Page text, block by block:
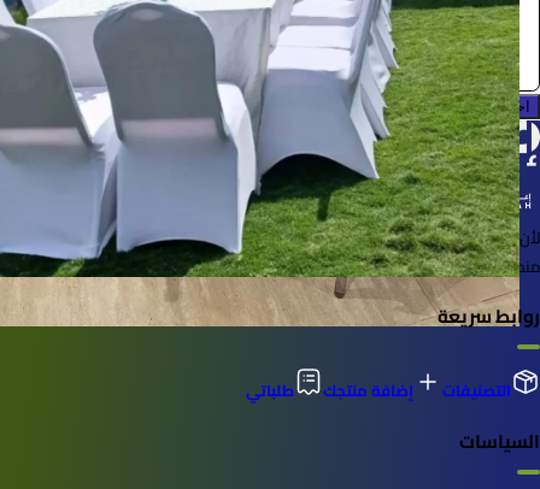
احجز الآن
لأن الأشياء خُلقت لتُستخدم
منصة لإعارة واستعارة المنتجات بسهولة وأمان
روابط سريعة
التصنيفات إضافة منتجك طلباتي
السياسات